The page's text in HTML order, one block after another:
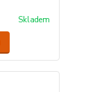
Skladem